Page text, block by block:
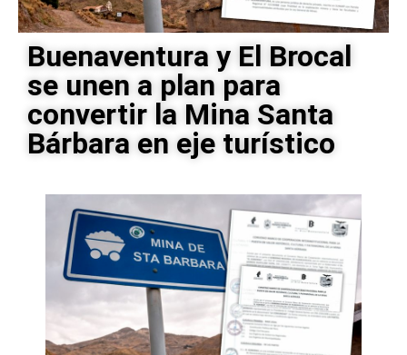
Buenaventura y El Brocal
se unen a plan para
convertir la Mina Santa
Bárbara en eje turístico